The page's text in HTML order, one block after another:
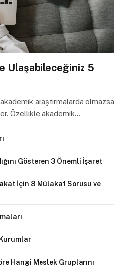
Ulaşabileceğiniz 5
araştırmalarda olmazsa
Özellikle akademik…
Gösteren 3 Önemli İşaret
İçin 8 Mülakat Sorusu ve
Kurumlar
Hangi Meslek Gruplarını